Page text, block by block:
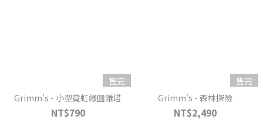
售完
Grimm's - 小型霓虹綠圓錐塔
NT$790
售完
Grimm's - 森林探險
NT$2,490